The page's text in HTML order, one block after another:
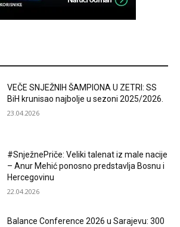
VEČE SNJEŽNIH ŠAMPIONA U ZETRI: SS
BiH krunisao najbolje u sezoni 2025/2026.
23.04.2026
#SnježnePriče: Veliki talenat iz male nacije
– Anur Mehić ponosno predstavlja Bosnu i
Hercegovinu
22.04.2026
Balance Conference 2026 u Sarajevu: 300